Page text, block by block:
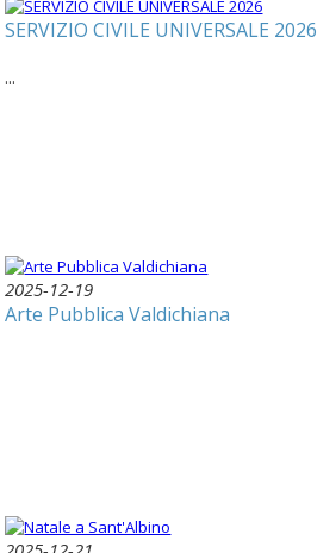
SERVIZIO CIVILE UNIVERSALE 2026
...
2025-12-19
Arte Pubblica Valdichiana